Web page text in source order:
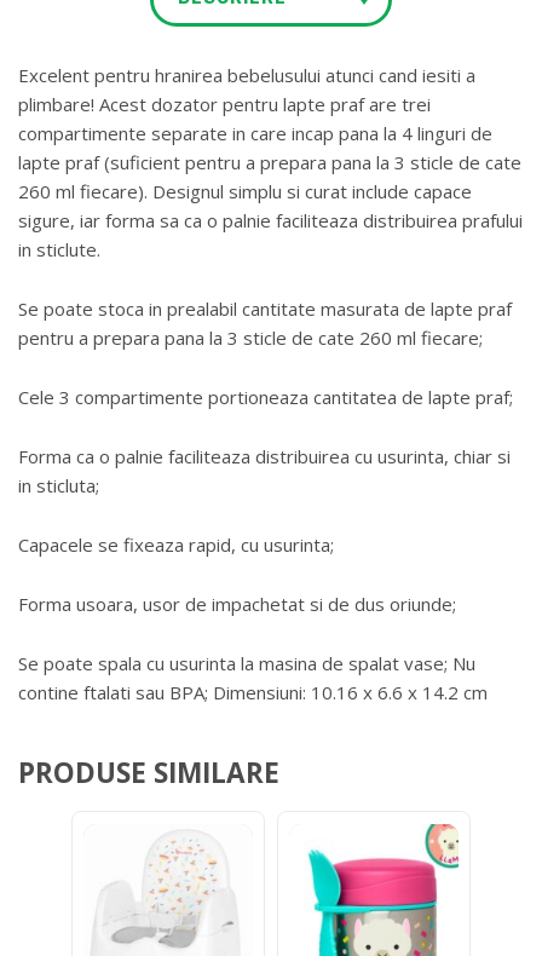
Excelent pentru hranirea bebelusului atunci cand iesiti a
plimbare! Acest dozator pentru lapte praf are trei
compartimente separate in care incap pana la 4 linguri de
lapte praf (suficient pentru a prepara pana la 3 sticle de cate
260 ml fiecare). Designul simplu si curat include capace
sigure, iar forma sa ca o palnie faciliteaza distribuirea prafului
in sticlute.
Se poate stoca in prealabil cantitate masurata de lapte praf
pentru a prepara pana la 3 sticle de cate 260 ml fiecare;
Cele 3 compartimente portioneaza cantitatea de lapte praf;
Forma ca o palnie faciliteaza distribuirea cu usurinta, chiar si
in sticluta;
Capacele se fixeaza rapid, cu usurinta;
Forma usoara, usor de impachetat si de dus oriunde;
Se poate spala cu usurinta la masina de spalat vase; Nu
contine ftalati sau BPA; Dimensiuni: 10.16 x 6.6 x 14.2 cm
PRODUSE SIMILARE